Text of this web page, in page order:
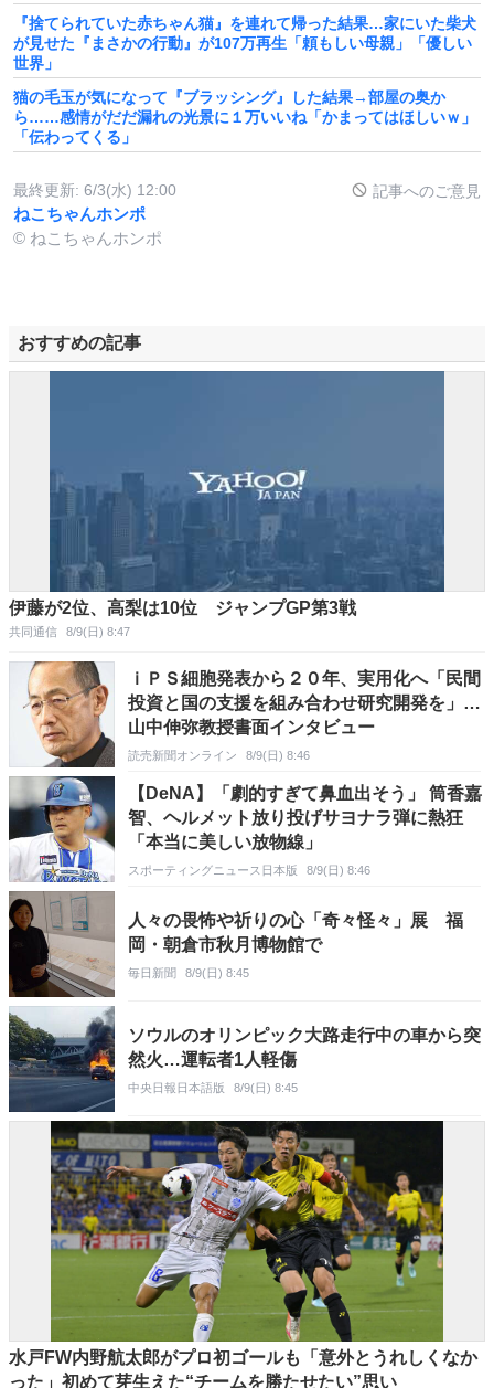
『捨てられていた赤ちゃん猫』を連れて帰った結果…家にいた柴犬
が見せた『まさかの行動』が107万再生「頼もしい母親」「優しい
世界」
猫の毛玉が気になって『ブラッシング』した結果→部屋の奥か
ら……感情がだだ漏れの光景に１万いいね「かまってはほしいｗ」
「伝わってくる」
最終更新: 6/3(水) 12:00 記事へのご意見
ねこちゃんホンポ
© ねこちゃんホンポ
おすすめの記事
伊藤が2位、高梨は10位 ジャンプGP第3戦
共同通信 8/9(日) 8:47
ｉＰＳ細胞発表から２０年、実用化へ「民間
投資と国の支援を組み合わせ研究開発を」…
山中伸弥教授書面インタビュー
読売新聞オンライン 8/9(日) 8:46
【DeNA】「劇的すぎて鼻血出そう」 筒香嘉
智、ヘルメット放り投げサヨナラ弾に熱狂
「本当に美しい放物線」
スポーティングニュース日本版 8/9(日) 8:46
人々の畏怖や祈りの心「奇々怪々」展 福
岡・朝倉市秋月博物館で
毎日新聞 8/9(日) 8:45
ソウルのオリンピック大路走行中の車から突
然火…運転者1人軽傷
中央日報日本語版 8/9(日) 8:45
水戸FW内野航太郎がプロ初ゴールも「意外とうれしくなか
った」初めて芽生えた“チームを勝たせたい”思い